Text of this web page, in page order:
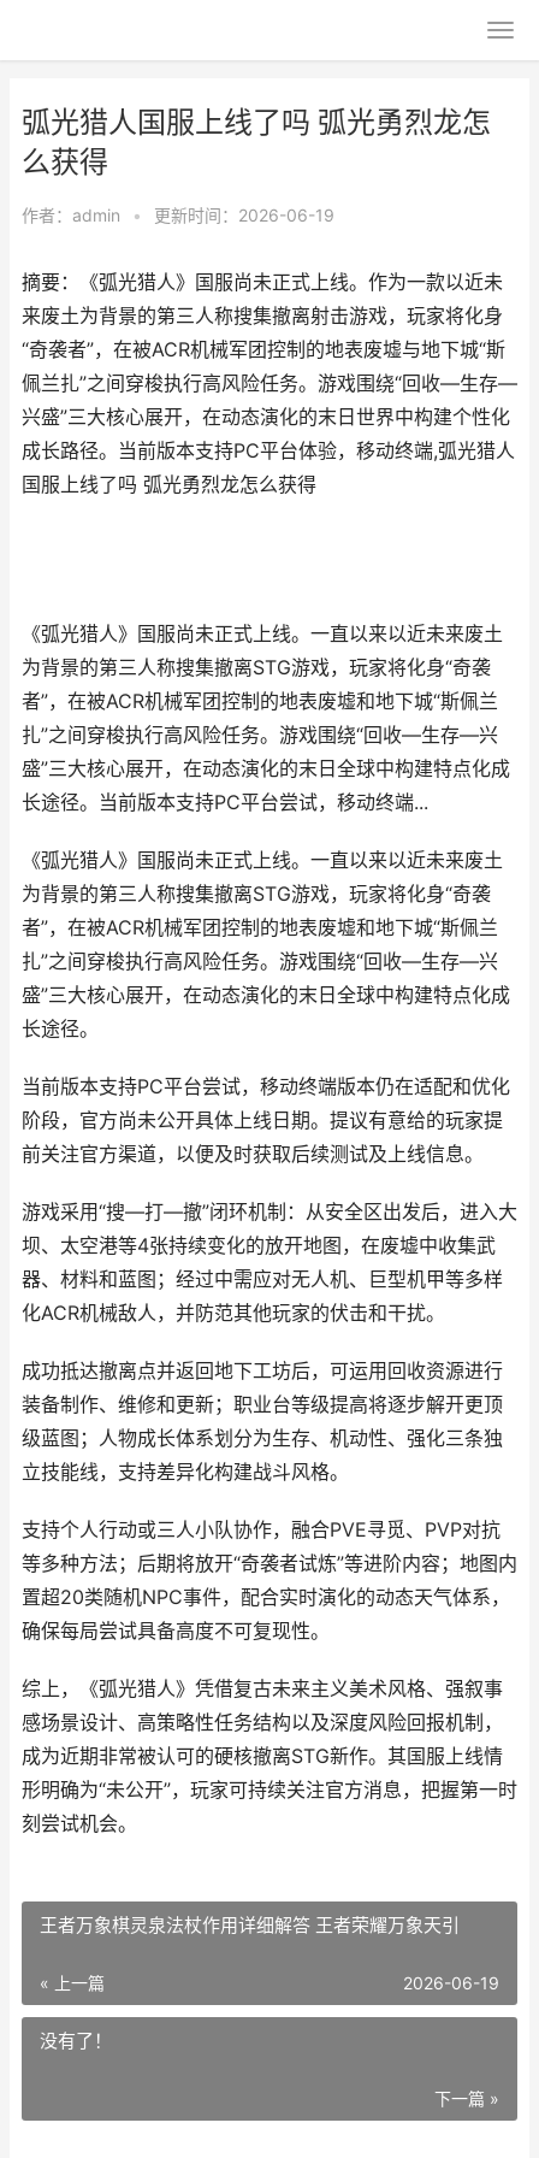
弧光猎人国服上线了吗 弧光勇烈龙怎
么获得
作者： admin • 更新时间：2026-06-19
摘要：《弧光猎人》国服尚未正式上线。作为一款以近未
来废土为背景的第三人称搜集撤离射击游戏，玩家将化身
“奇袭者”，在被ACR机械军团控制的地表废墟与地下城“斯
佩兰扎”之间穿梭执行高风险任务。游戏围绕“回收—生存—
兴盛”三大核心展开，在动态演化的末日世界中构建个性化
成长路径。当前版本支持PC平台体验，移动终端,弧光猎人
国服上线了吗 弧光勇烈龙怎么获得
《弧光猎人》国服尚未正式上线。一直以来以近未来废土
为背景的第三人称搜集撤离STG游戏，玩家将化身“奇袭
者”，在被ACR机械军团控制的地表废墟和地下城“斯佩兰
扎”之间穿梭执行高风险任务。游戏围绕“回收—生存—兴
盛”三大核心展开，在动态演化的末日全球中构建特点化成
长途径。当前版本支持PC平台尝试，移动终端...
《弧光猎人》国服尚未正式上线。一直以来以近未来废土
为背景的第三人称搜集撤离STG游戏，玩家将化身“奇袭
者”，在被ACR机械军团控制的地表废墟和地下城“斯佩兰
扎”之间穿梭执行高风险任务。游戏围绕“回收—生存—兴
盛”三大核心展开，在动态演化的末日全球中构建特点化成
长途径。
当前版本支持PC平台尝试，移动终端版本仍在适配和优化
阶段，官方尚未公开具体上线日期。提议有意给的玩家提
前关注官方渠道，以便及时获取后续测试及上线信息。
游戏采用“搜—打—撤”闭环机制：从安全区出发后，进入大
坝、太空港等4张持续变化的放开地图，在废墟中收集武
器、材料和蓝图；经过中需应对无人机、巨型机甲等多样
化ACR机械敌人，并防范其他玩家的伏击和干扰。
成功抵达撤离点并返回地下工坊后，可运用回收资源进行
装备制作、维修和更新；职业台等级提高将逐步解开更顶
级蓝图；人物成长体系划分为生存、机动性、强化三条独
立技能线，支持差异化构建战斗风格。
支持个人行动或三人小队协作，融合PVE寻觅、PVP对抗
等多种方法；后期将放开“奇袭者试炼”等进阶内容；地图内
置超20类随机NPC事件，配合实时演化的动态天气体系，
确保每局尝试具备高度不可复现性。
综上，《弧光猎人》凭借复古未来主义美术风格、强叙事
感场景设计、高策略性任务结构以及深度风险回报机制，
成为近期非常被认可的硬核撤离STG新作。其国服上线情
形明确为“未公开”，玩家可持续关注官方消息，把握第一时
刻尝试机会。
王者万象棋灵泉法杖作用详细解答 王者荣耀万象天引
« 上一篇 2026-06-19
没有了！
下一篇 »